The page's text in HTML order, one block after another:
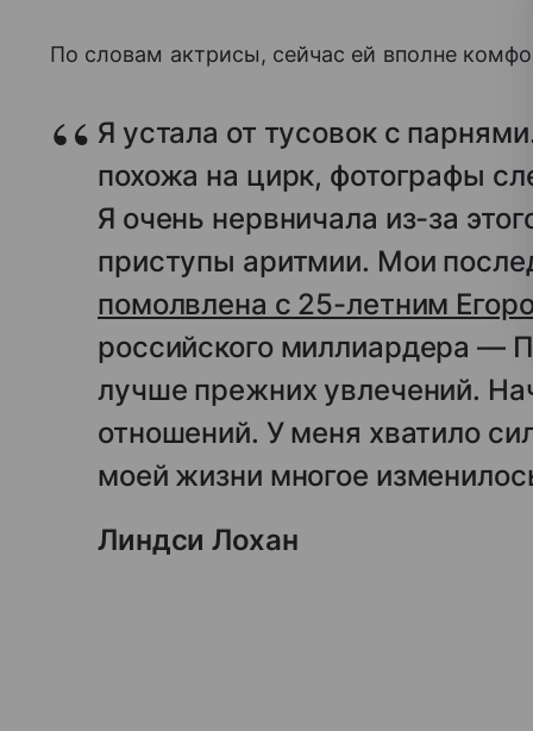
По словам актрисы, сейчас ей вполне
Я устала от тусовок с
похожа на цирк, фотографы
Я очень нервничала из-за
приступы аритмии. Мои
помолвлена с 25-летним
российского миллиардера —
лучше прежних увлечений.
отношений. У меня хватило
моей жизни многое
Линдси Лохан